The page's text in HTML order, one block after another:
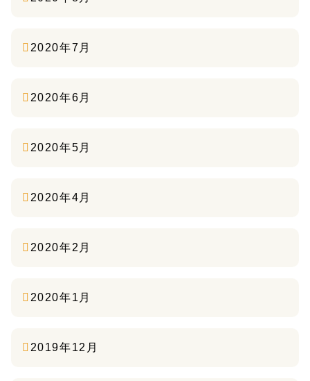
2020年7月
2020年6月
2020年5月
2020年4月
2020年2月
2020年1月
2019年12月